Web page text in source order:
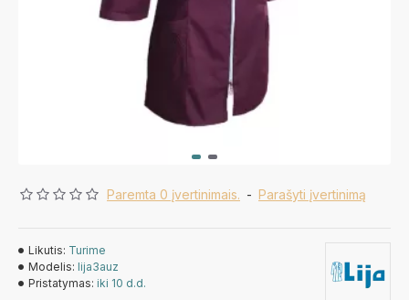
Paremta 0 įvertinimais. - Parašyti įvertinimą
Likutis: Turime
Modelis: lija3auz
Pristatymas: iki 10 d.d.